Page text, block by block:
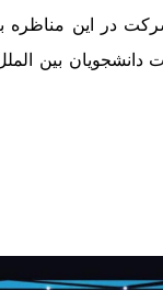
در این مناظره با
بین ­الملل